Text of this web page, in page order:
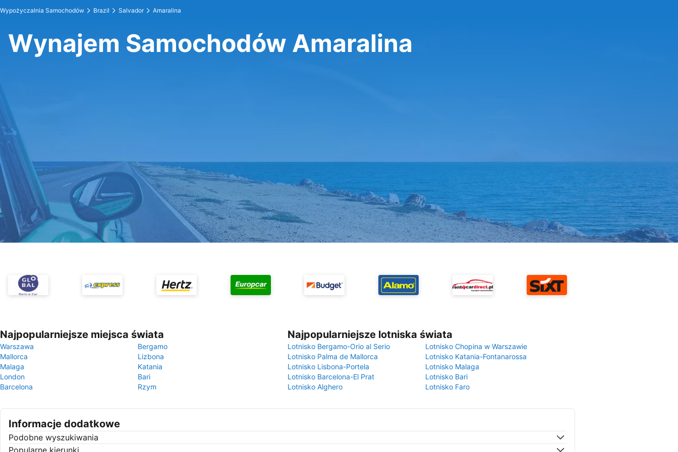
Wypożyczalnia Samochodów Brazil Salvador Amaralina
Wynajem Samochodów Amaralina
Najpopularniejsze miejsca świata
Warszawa
Bergamo
Mallorca
Lizbona
Malaga
Katania
London
Bari
Barcelona
Rzym
Najpopularniejsze lotniska świata
Lotnisko Bergamo-Orio al Serio
Lotnisko Chopina w Warszawie
Lotnisko Palma de Mallorca
Lotnisko Katania-Fontanarossa
Lotnisko Lisbona-Portela
Lotnisko Malaga
Lotnisko Barcelona-El Prat
Lotnisko Bari
Lotnisko Alghero
Lotnisko Faro
Informacje dodatkowe
Podobne wyszukiwania
Popularne kierunki